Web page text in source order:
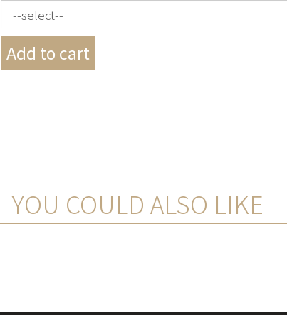
YOU COULD ALSO LIKE